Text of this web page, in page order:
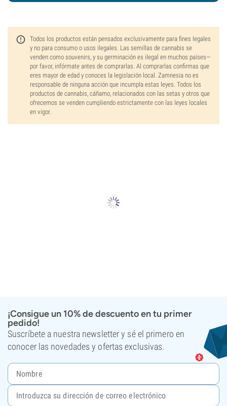
Todos los productos están pensados exclusivamente para fines legales
y no para consumo o usos ilegales. Las semillas de cannabis se
venden como souvenirs, y su germinación es ilegal en muchos países—
por favor, infórmate antes de comprarlas. Al comprarlas confirmas que
eres mayor de edad y conoces la legislación local. Zamnesia no es
responsable de ninguna acción que incumpla estas leyes. Todos los
productos de cannabis, cáñamo, relacionados con las setas y otros que
ofrecemos se venden cumpliendo estrictamente con las leyes locales
en vigor.
¡Consigue un 10% de descuento en tu primer
pedido!
Suscríbete a nuestra newsletter y sé el primero en
conocer las novedades y ofertas exclusivas.